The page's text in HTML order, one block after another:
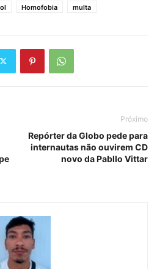
Homofobia multa
Próximo
Repórter da Globo pede para
internautas não ouvirem CD
novo da Pabllo Vittar